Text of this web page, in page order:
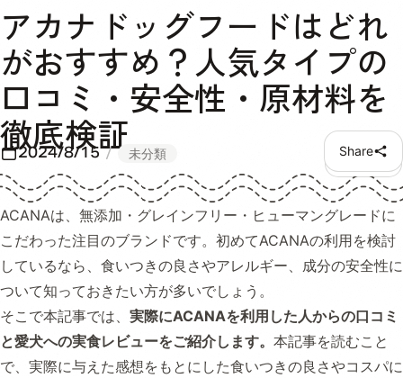
アカナドッグフードはどれ
がおすすめ？人気タイプの
口コミ・安全性・原材料を
徹底検証
2024/8/15 未分類 Share
ACANAは、無添加・グレインフリー・ヒューマングレードに
こだわった注目のブランドです。初めてACANAの利用を検討
しているなら、食いつきの良さやアレルギー、成分の安全性に
ついて知っておきたい方が多いでしょう。
そこで本記事では、 実際にACANAを利用した人からの口コミ
と愛犬への実食レビューをご紹介します。 本記事を読むこと
で、実際に与えた感想をもとにした食いつきの良さやコスパに